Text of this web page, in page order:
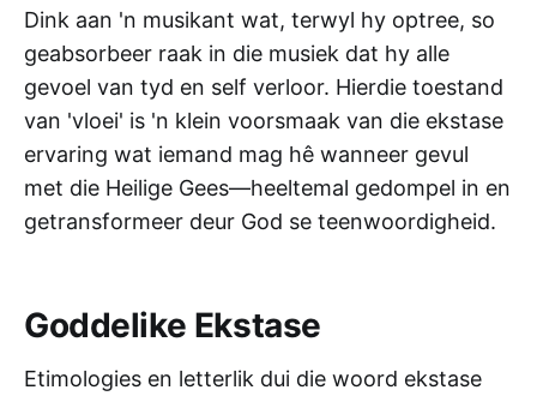
Dink aan 'n musikant wat, terwyl hy optree, so
geabsorbeer raak in die musiek dat hy alle
gevoel van tyd en self verloor. Hierdie toestand
van 'vloei' is 'n klein voorsmaak van die ekstase
ervaring wat iemand mag hê wanneer gevul
met die Heilige Gees—heeltemal gedompel in en
getransformeer deur God se teenwoordigheid.
Goddelike Ekstase
Etimologies en letterlik dui die woord ekstase